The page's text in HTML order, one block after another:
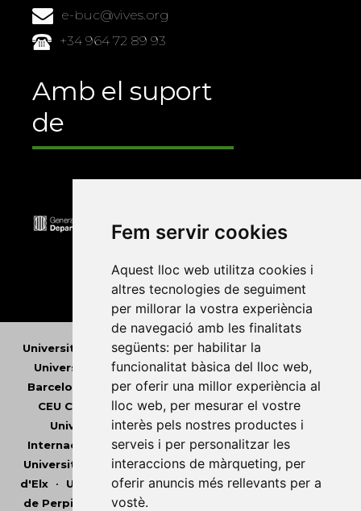
Fem servir cookies
Aquest lloc web utilitza cookies i
altres tecnologies de seguiment
per millorar la vostra experiència
de navegació amb les finalitats
següents: per habilitar la
funcionalitat bàsica del lloc web,
per oferir una millor experiència al
lloc web, per mesurar el vostre
interès pels nostres productes i
serveis i per personalitzar les
interaccions de màrqueting, per
oferir anuncis més rellevants per a
vostè.
e-buc@vives.org
+34 964 72 89 93
Amb el suport
de
Universitat Abat Oliba CEU• Universitat d'Alacant
Universitat d'Andorra•Universitat Autònoma de
Barcelona
Universitat de Barcelona•Universitat
CEU Cardenal Herrera•Universitat de Girona
Universitat de les Illes Balears•Universitat
Internacional de Catalunya •Universitat Jaume I
Universitat de Lleida•Universitat Miguel Hernández
d'Elx• Universitat Oberta de Catalunya•Universitat
de Perpinyà Via Domitia